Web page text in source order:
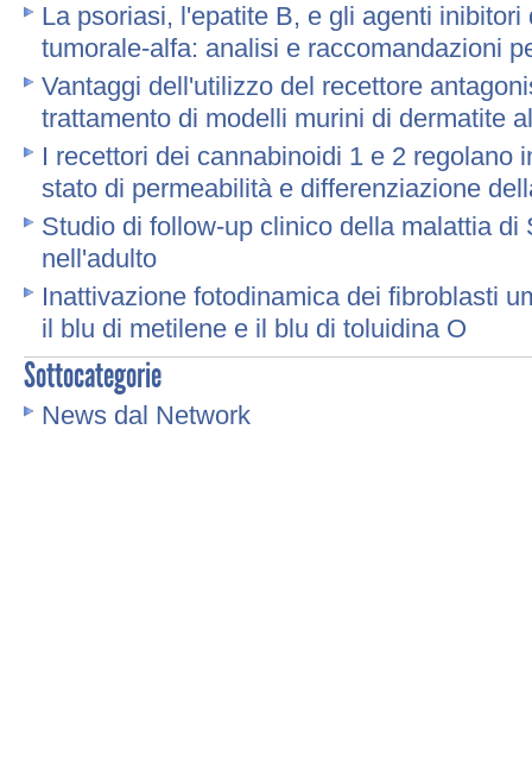
La psoriasi, l'epatite B, e gli agenti inibitori
tumorale-alfa: analisi e raccomandazioni
Vantaggi dell'utilizzo del recettore
trattamento di modelli murini di dermatite
I recettori dei cannabinoidi 1 e 2 regolano
stato di permeabilità e differenziazione
Studio di follow-up clinico della malattia di
nell'adulto
Inattivazione fotodinamica dei fibroblasti
il blu di metilene e il blu di toluidina O
Sottocategorie
News dal Network